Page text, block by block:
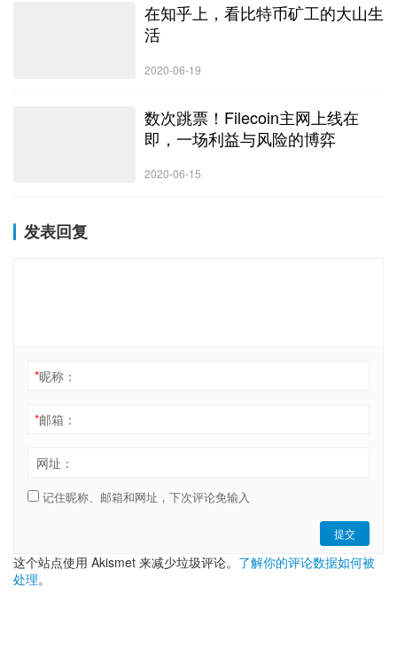
在知乎上，看比特币矿工的大山生
活
2020-06-19
数次跳票！Filecoin主网上线在
即，一场利益与风险的博弈
2020-06-15
发表回复
*昵称：
*邮箱：
网址：
记住昵称、邮箱和网址，下次评论免输入
提交
这个站点使用 Akismet 来减少垃圾评论。 了解你的评论数据如何被
处理。